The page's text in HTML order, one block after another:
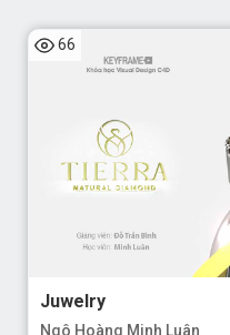
66
Juwelry
Ngô Hoàng Minh Luân